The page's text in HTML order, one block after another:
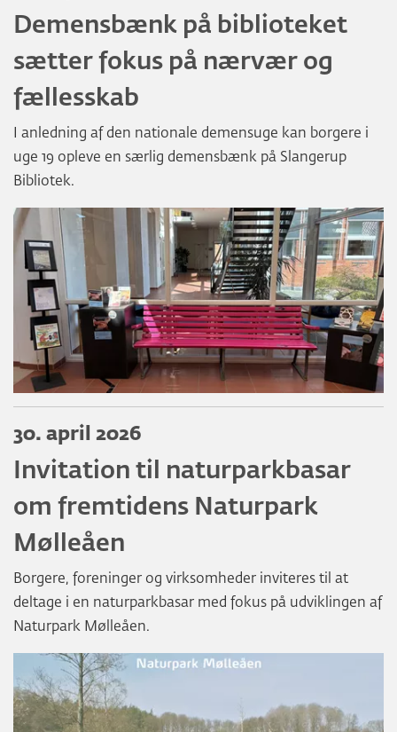
Demensbænk på biblioteket
sætter fokus på nærvær og
fællesskab
I anledning af den nationale demensuge kan borgere i
uge 19 opleve en særlig demensbænk på Slangerup
Bibliotek.
30. april 2026
Invitation til naturparkbasar
om fremtidens Naturpark
Mølleåen
Borgere, foreninger og virksomheder inviteres til at
deltage i en naturparkbasar med fokus på udviklingen af
Naturpark Mølleåen.